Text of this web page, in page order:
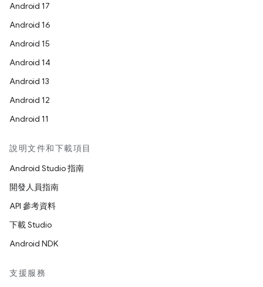
Android 17
Android 16
Android 15
Android 14
Android 13
Android 12
Android 11
說明文件和下載項目
Android Studio 指南
開發人員指南
API 參考資料
下載 Studio
Android NDK
支援服務